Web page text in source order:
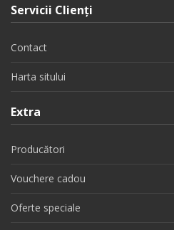
Servicii Clienţi
Contact
Harta sitului
Extra
Producători
Vouchere cadou
Oferte speciale